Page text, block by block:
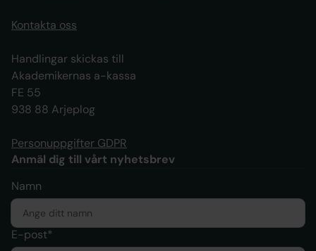
Kontakta oss
Handlingar skickas till
Akademikernas a-kassa
FE 55
938 88 Arjeplog
Personuppgifter GDPR
Anmäl dig till vårt nyhetsbrev
Namn
E-post*